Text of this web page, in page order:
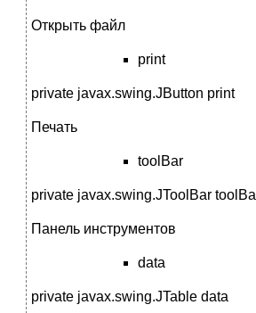
Открыть файл
print
private javax.swing.JButton print
Печать
toolBar
private javax.swing.JToolBar
Панель инструментов
data
private javax.swing.JTable data